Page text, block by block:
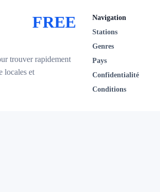
FREE
trouver rapidement
locales et
Navigation
Stations
Genres
Pays
Confidentialité
Conditions